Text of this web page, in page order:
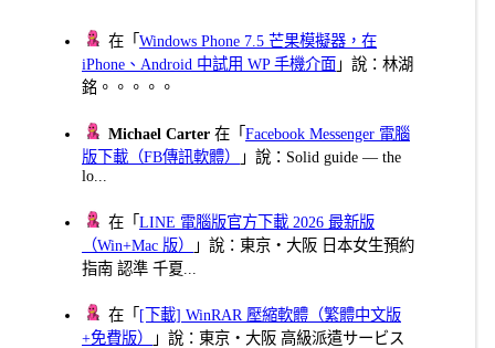
在「Windows Phone 7.5 芒果模擬器，在
iPhone、Android 中試用 WP 手機介面 」說：林湖
銘。。。。。
Michael Carter 在「Facebook Messenger 電腦
版下載（FB傳訊軟體）
」說：Solid guide — the
lo...
在「LINE 電腦版官方下載 2026 最新版
（Win+Mac 版）
」說：東京・大阪 日本女生預約
指南 認準 千夏...
在「 [下載] WinRAR 壓縮軟體（繁體中文版
+免費版）
」說：東京・大阪 高級派遣サービス